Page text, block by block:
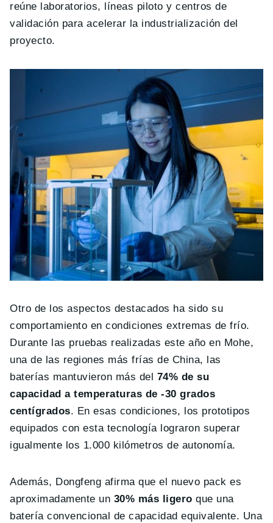
reúne laboratorios, líneas piloto y centros de
validación para acelerar la industrialización del
proyecto.
Otro de los aspectos destacados ha sido su
comportamiento en condiciones extremas de frío.
Durante las pruebas realizadas este año en Mohe,
una de las regiones más frías de China, las
baterías mantuvieron más del 74% de su
capacidad a temperaturas de -30 grados
centígrados. En esas condiciones, los prototipos
equipados con esta tecnología lograron superar
igualmente los 1.000 kilómetros de autonomía.
Además, Dongfeng afirma que el nuevo pack es
aproximadamente un 30% más ligero que una
batería convencional de capacidad equivalente. Una